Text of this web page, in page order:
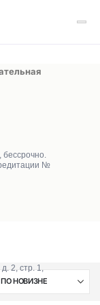
2, стр. 1,
№